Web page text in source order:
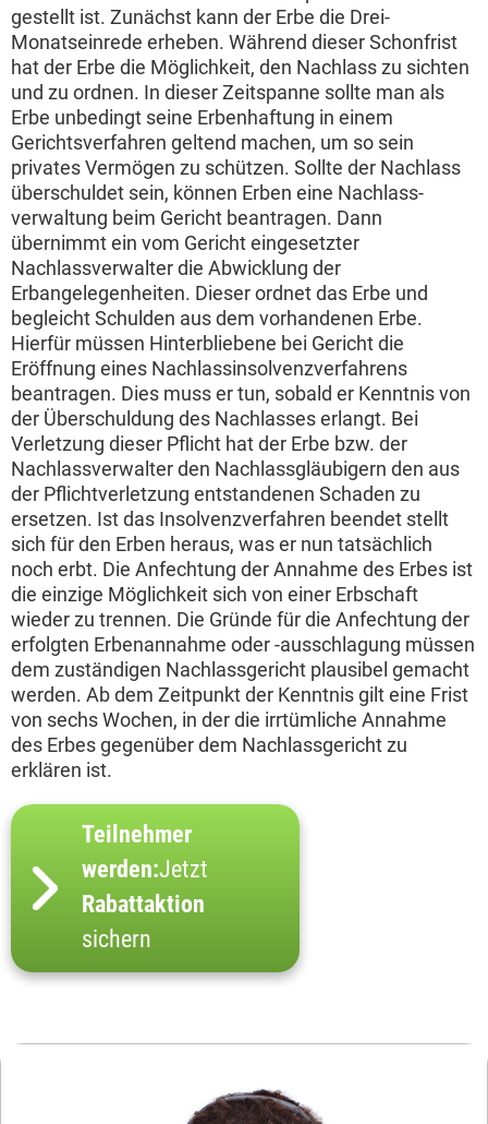
gestellt ist. Zunächst kann der Erbe die Drei-
Monatseinrede erheben. Während dieser Schonfrist
hat der Erbe die Möglichkeit, den Nachlass zu sichten
und zu ordnen. In dieser Zeitspanne sollte man als
Erbe unbedingt seine Erbenhaftung in einem
Gerichtsverfahren geltend machen, um so sein
privates Vermögen zu schützen. Sollte der Nachlass
überschuldet sein, können Erben eine Nachlass-
verwaltung beim Gericht beantragen. Dann
übernimmt ein vom Gericht eingesetzter
Nachlassverwalter die Abwicklung der
Erbangelegenheiten. Dieser ordnet das Erbe und
begleicht Schulden aus dem vorhandenen Erbe.
Hierfür müssen Hinterbliebene bei Gericht die
Eröffnung eines Nachlassinsolvenzverfahrens
beantragen. Dies muss er tun, sobald er Kenntnis von
der Überschuldung des Nachlasses erlangt. Bei
Verletzung dieser Pflicht hat der Erbe bzw. der
Nachlassverwalter den Nachlassgläubigern den aus
der Pflichtverletzung entstandenen Schaden zu
ersetzen. Ist das Insolvenzverfahren beendet stellt
sich für den Erben heraus, was er nun tatsächlich
noch erbt. Die Anfechtung der Annahme des Erbes ist
die einzige Möglichkeit sich von einer Erbschaft
wieder zu trennen. Die Gründe für die Anfechtung der
erfolgten Erbenannahme oder -ausschlagung müssen
dem zuständigen Nachlassgericht plausibel gemacht
werden. Ab dem Zeitpunkt der Kenntnis gilt eine Frist
von sechs Wochen, in der die irrtümliche Annahme
des Erbes gegenüber dem Nachlassgericht zu
erklären ist.
Teilnehmer
werden:Jetzt
Rabattaktion
sichern